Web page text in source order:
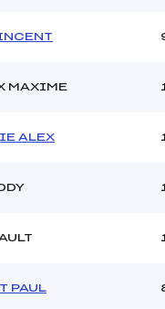
MAXIME
ALEX
PAUL